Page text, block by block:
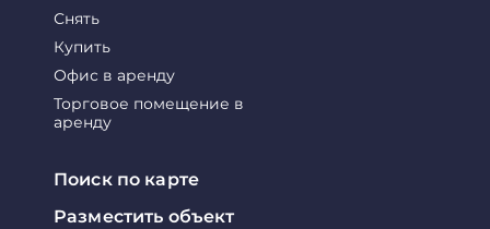
Снять
Купить
Офис в аренду
Торговое помещение в
аренду
Поиск по карте
Разместить объект